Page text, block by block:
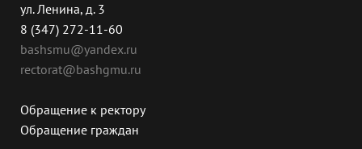
ул. Ленина, д. 3
8 (347) 272-11-60
bashsmu@yandex.ru
rectorat@bashgmu.ru
Обращение к ректору
Обращение граждан